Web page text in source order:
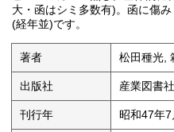
大・函はシミ多数有)。函に傷
(経年並)です。
著者 松田種光,
出版社 産業図書社
刊行年 昭和47年7